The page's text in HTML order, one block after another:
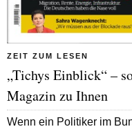
ZEIT ZUM LESEN
„Tichys Einblick“ –
Magazin zu Ihnen
Wenn ein Politiker im